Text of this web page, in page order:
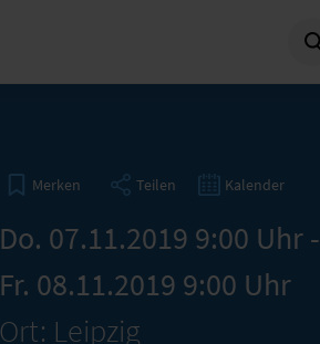
Merken Teilen Kalender
Do. 07.11.2019 9:00 Uhr -
Fr. 08.11.2019 9:00 Uhr
Ort: Leipzig